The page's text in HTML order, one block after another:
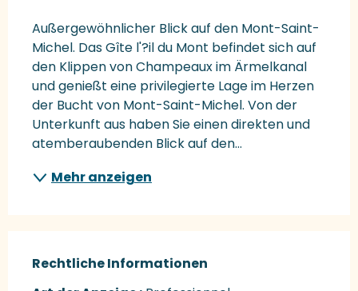
Außergewöhnlicher Blick auf den Mont-Saint-
Michel. Das Gîte l'?il du Mont befindet sich auf
den Klippen von Champeaux im Ärmelkanal
und genießt eine privilegierte Lage im Herzen
der Bucht von Mont-Saint-Michel. Von der
Unterkunft aus haben Sie einen direkten und
atemberaubenden Blick auf den...
Mehr anzeigen
Rechtliche Informationen
Rechtliche Informationen